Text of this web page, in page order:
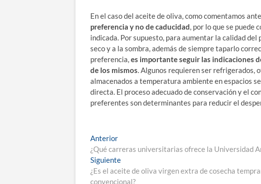
En el caso del aceite de oliva, como comentamos
preferencia y no de caducidad, por lo que se puede
indicada. Por supuesto, para aumentar la calidad
seco y a la sombra, además de siempre taparlo
preferencia,es importante seguir las indicaciones
de los mismos. Algunos requieren ser refrigerados,
almacenados a temperatura ambiente en espacios
directa. El proceso adecuado de conservación y el
preferentes son determinantes para reducir el
Navegación
de
entradas
AnteriorEntrada
anterior:
¿Qué carreras universitarias ofrece la Universidad
SiguienteEntrada
siguiente:
¿Es el aceite de oliva virgen extra de cosecha
convencional?